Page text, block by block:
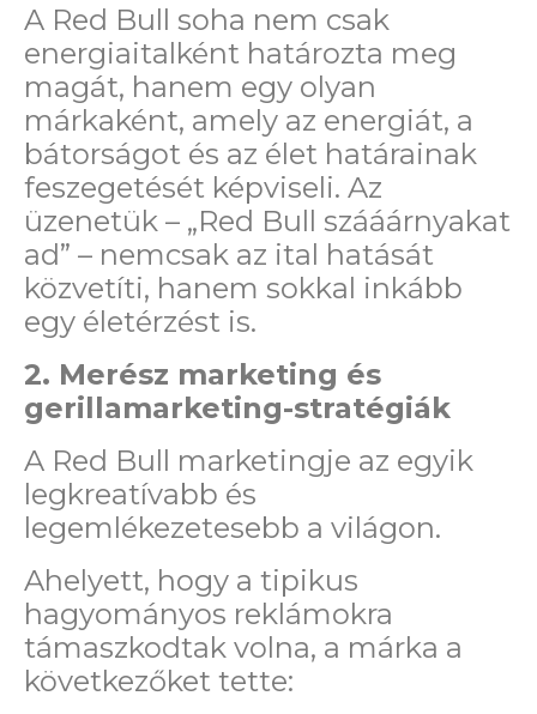
A Red Bull soha nem csak
energiaitalként határozta meg
magát, hanem egy olyan
márkaként, amely az energiát, a
bátorságot és az élet határainak
feszegetését képviseli. Az
üzenetük – „Red Bull szááárnyakat
ad” – nemcsak az ital hatását
közvetíti, hanem sokkal inkább
egy életérzést is.
2. Merész marketing és
gerillamarketing-stratégiák
A Red Bull marketingje az egyik
legkreatívabb és
legemlékezetesebb a világon.
Ahelyett, hogy a tipikus
hagyományos reklámokra
támaszkodtak volna, a márka a
következőket tette: